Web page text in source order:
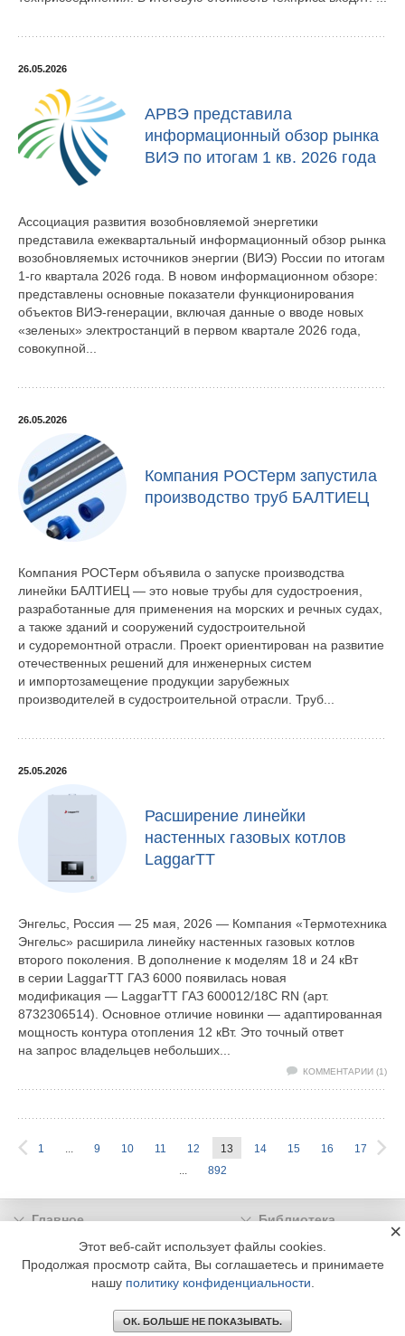
26.05.2026
АРВЭ представила
информационный обзор рынка
ВИЭ по итогам 1 кв. 2026 года
Ассоциация развития возобновляемой энергетики
представила ежеквартальный информационный обзор рынка
возобновляемых источников энергии (ВИЭ) России по итогам
1-го квартала 2026 года. В новом информационном обзоре:
представлены основные показатели функционирования
объектов ВИЭ-генерации, включая данные о вводе новых
«зеленых» электростанций в первом квартале 2026 года,
совокупной...
26.05.2026
Компания РОСТерм запустила
производство труб БАЛТИЕЦ
Компания РОСТерм объявила о запуске производства
линейки БАЛТИЕЦ — это новые трубы для судостроения,
разработанные для применения на морских и речных судах,
а также зданий и сооружений судостроительной
и судоремонтной отрасли. Проект ориентирован на развитие
отечественных решений для инженерных систем
и импортозамещение продукции зарубежных
производителей в судостроительной отрасли. Труб...
25.05.2026
Расширение линейки
настенных газовых котлов
LaggarTT
Энгельс, Россия — 25 мая, 2026 — Компания «Термотехника
Энгельс» расширила линейку настенных газовых котлов
второго поколения. В дополнение к моделям 18 и 24 кВт
в серии LaggarTT ГАЗ 6000 появилась новая
модификация — LaggarTT ГАЗ 600012/18C RN (арт.
8732306514). Основное отличие новинки — адаптированная
мощность контура отопления 12 кВт. Это точный ответ
на запрос владельцев небольших...
КОММЕНТАРИИ (1)
1 ... 9 10 11 12 13 14 15 16
17
...
892
Главное
Библиотека
Подписка
Реклама
Информация
© 2002 - 2026 OOO Издательский дом «МЕДИА ТЕХНОЛОДЖИ» +7 (495) 665-00-
Этот веб-сайт использует файлы cookies.
Продолжая просмотр сайта, Вы соглашаетесь и принимаете
нашу политику конфиденциальности
ОК. БОЛЬШЕ НЕ ПОКАЗЫВАТЬ.
×